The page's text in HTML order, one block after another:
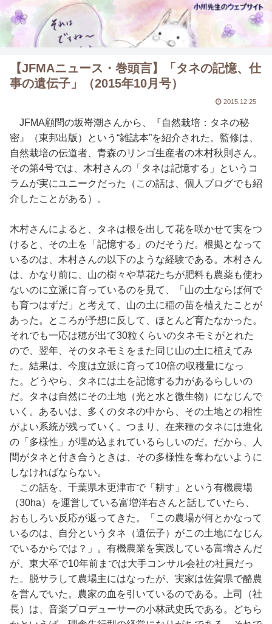
【JFMAニュース・巻頭言】「タネの記憶、仕
事の遺伝子」（2015年10月号）
2015.12.25
JFMA顧問の坂嵜潮さんから、『自然栽培：タネの秘
密』（東邦出版）という“雑誌本”を紹介された。監修は、
自然栽培の伝道者、青森のリンゴ生産者の木村秋則さん。
その第4号では、木村さんの「タネは記憶する」というコ
ラムが実にユニークだった（この話は、個人ブログでも紹
介したことがある）。
木村さんによると、タネは根を出して花を咲かせて実をつ
けると、その土を「記憶する」のだそうだ。根拠となって
いるのは、木村さんの以下のような経験である。木村さん
は、かなり前に、山の樹々や草花たちが肥料も農薬も使わ
ないのに立派に育っているのを見て、「山の土ならば何で
も育つはずだ」と考えて、山の土に稲の苗を植えたことが
あった。ところが予想に反して、ほとんど育たなかった。
それでも一応は穂が出て30粒くらいのタネモミがとれた
ので、翌年、そのタネモミをまた同じ山の土に植えてみ
た。結果は、今度は立派に育って10倍の収穫量になっ
た。どうやら、タネには土を記憶する力があるらしいの
だ。タネは自然にその土地（光と水と微生物）になじんで
いく。あるいは、多くのタネの中から、その土地との相性
がよい系統が残っていく。つまり、在来種のタネには進化
の「多様性」が埋め込まれているらしいのだ。だから、人
間がタネと付き合うときは、その多様性を奪わないように
しなければならない。
この話を、千葉県木更津市で「耕す」という有機農場
（30ha）を運営している富増洋右さんと話していたら、
おもしろい反応が返ってきた。「この農場が何とかなって
いるのは、自分というタネ（遺伝子）がこの土地になじん
でいるからでは？」。有機農業を実践している富増さんだ
が、東大卒で10年前までは大手コンサル会社の社員だっ
た。脱サラして農場主にはなったが、実家は佐賀県で酪農
を営んでいた。農家の血を引いているのである。上司（社
長）は、音楽プロデューサーの小林武史氏である。どちら